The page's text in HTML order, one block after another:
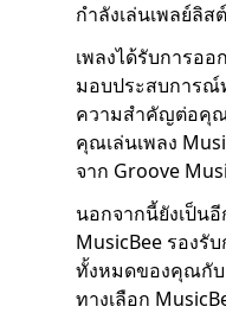
กำลังเล่นเพลย์ลิ
เพลงได้รับการอ
มอบประสบการ
ความสำคัญต่อคุณ
คุณเล่นเพลง
จาก Groove
นอกจากนี้ยังเป็น
MusicBee รองรั
ทั้งหมดของคุณกับ
ทางเลือก